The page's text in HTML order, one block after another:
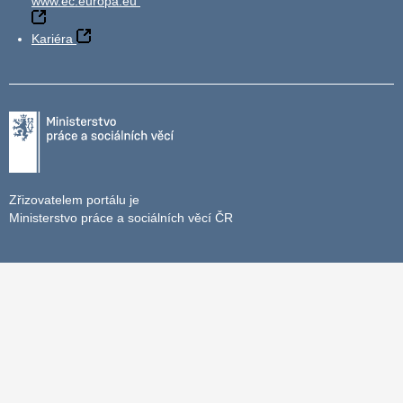
Kariéra
Zřizovatelem portálu je
Ministerstvo práce a sociálních věcí ČR